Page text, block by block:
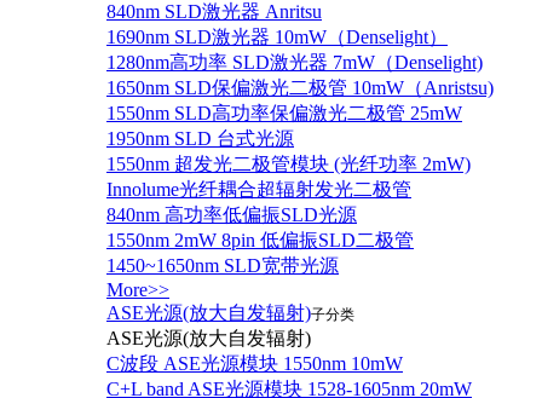
840nm SLD激光器 Anritsu
1690nm SLD激光器 10mW（Denselight）
1280nm高功率 SLD激光器 7mW（Denselight)
1650nm SLD保偏激光二极管 10mW（Anristsu)
1550nm SLD高功率保偏激光二极管 25mW
1950nm SLD 台式光源
1550nm 超发光二极管模块 (光纤功率 2mW)
Innolume光纤耦合超辐射发光二极管
840nm 高功率低偏振SLD光源
1550nm 2mW 8pin 低偏振SLD二极管
1450~1650nm SLD宽带光源
More>>
ASE光源(放大自发辐射)子分类
ASE光源(放大自发辐射)
C波段 ASE光源模块 1550nm 10mW
C+L band ASE光源模块 1528-1605nm 20mW